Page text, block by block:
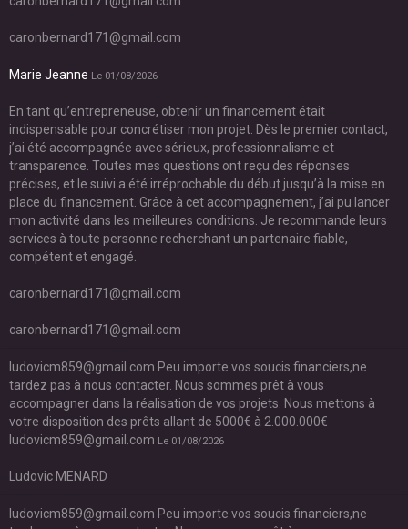
caronbernard171@gmail.com
Marie Jeanne Le 01/08/2026
En tant qu’entrepreneuse, obtenir un financement était
indispensable pour concrétiser mon projet. Dès le premier contact,
j’ai été accompagnée avec sérieux, professionnalisme et
transparence. Toutes mes questions ont reçu des réponses
précises, et le suivi a été irréprochable du début jusqu’à la mise en
place du financement. Grâce à cet accompagnement, j’ai pu lancer
mon activité dans les meilleures conditions. Je recommande leurs
services à toute personne recherchant un partenaire fiable,
compétent et engagé.
caronbernard171@gmail.com
caronbernard171@gmail.com
ludovicm859@gmail.com Peu importe vos soucis financiers,ne
tardez pas à nous contacter. Nous sommes prêt à vous
accompagner dans la réalisation de vos projets. Nous mettons à
votre disposition des prêts allant de 5000€ à 2.000.000€
ludovicm859@gmail.com Le 01/08/2026
Ludovic MENARD
ludovicm859@gmail.com Peu importe vos soucis financiers,ne